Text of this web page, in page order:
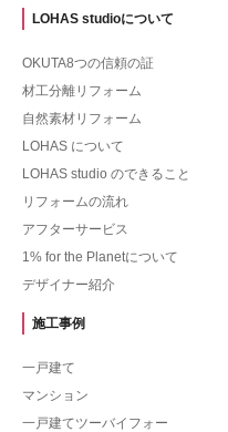
LOHAS studioについて
OKUTA8つの信頼の証
材工分離リフォーム
自然素材リフォーム
LOHAS について
LOHAS studio のできること
リフォームの流れ
アフターサービス
1% for the Planetについて
デザイナー紹介
施工事例
一戸建て
マンション
一戸建てツーバイフォー